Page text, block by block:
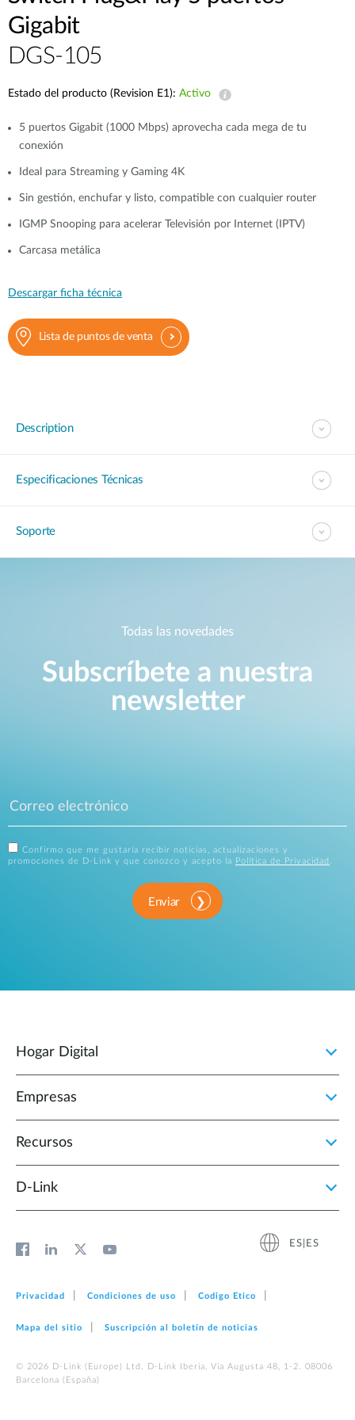
Gigabit
DGS-105
Estado del producto (Revision E1): Activo
5 puertos Gigabit (1000 Mbps) aprovecha cada mega de tu
conexión
Ideal para Streaming y Gaming 4K
Sin gestión, enchufar y listo, compatible con cualquier router
IGMP Snooping para acelerar Televisión por Internet (IPTV)
Carcasa metálica
Descargar ficha técnica
Lista de puntos de venta
Description
Especificaciones Técnicas
Soporte
Todas las novedades
Subscríbete a nuestra
newsletter
Confirmo que me gustaría recibir noticias, actualizaciones y
promociones de D-Link y que conozco y acepto la
Política de Privacidad .
Enviar
Hogar Digital
Empresas
Recursos
D‑Link
ES|ES
Privacidad Condiciones de uso Codigo Etico
Mapa del sitio Suscripción al boletín de noticias
© 2026 D‑Link (Europe) Ltd. D-Link Iberia, Via Augusta 48, 1-2. 08006
Barcelona (España)